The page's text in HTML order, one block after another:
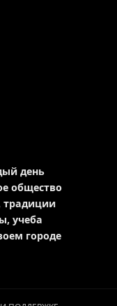
день
общество
традиции
учеба
городе